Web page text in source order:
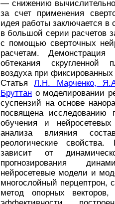
— снижению
за счет применения
идея работы заключается в
в большой серии расчетов
с помощью сверточных
расчетам.
обтекания скругленной
воздуха при
СтатьяЛ.Н. Марченко,
Бруттан о моделировании
суспензий на основе
посвящена исследованию
обучения и нейросетевых
анализа влияния
реологические свойства.
зависит от
прогнозирования
нейросетевые модели и
многослойный перцептрон,
метод опорных